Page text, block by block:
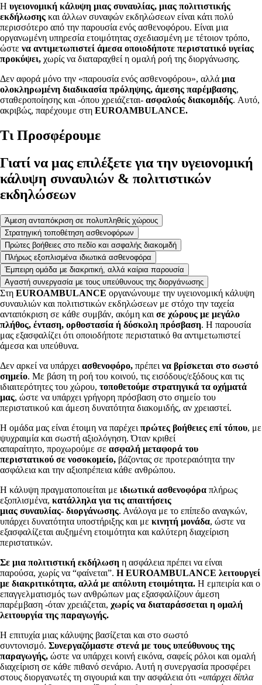
Η υγειονομική κάλυψη μιας συναυλίας, μιας πολιτιστικής
εκδήλωσης και άλλων συναφών εκδηλώσεων είναι κάτι πολύ
περισσότερο από την παρουσία ενός ασθενοφόρου. Είναι μια
οργανωμένη υπηρεσία ετοιμότητας σχεδιασμένη με τέτοιον τρόπο,
ώστε να αντιμετωπιστεί άμεσα οποιοδήποτε περιστατικό υγείας
προκύψει, χωρίς να διαταραχθεί η ομαλή ροή της διοργάνωσης.
Δεν αφορά μόνο την «παρουσία ενός ασθενοφόρου», αλλά μια
ολοκληρωμένη διαδικασία πρόληψης, άμεσης παρέμβασης,
σταθεροποίησης και -όπου χρειάζεται- ασφαλούς διακομιδής. Αυτό,
ακριβώς, παρέχουμε στη EUROAMBULANCE.
Τι Προσφέρουμε
Γιατί να μας επιλέξετε για την υγειονομική
κάλυψη συναυλιών & πολιτιστικών
εκδηλώσεων
Άμεση ανταπόκριση σε πολυπληθείς χώρους
Στρατηγική τοποθέτηση ασθενοφόρων
Πρώτες βοήθειες στο πεδίο και ασφαλής διακομιδή
Πλήρως εξοπλισμένα ιδιωτικά ασθενοφόρα
Έμπειρη ομάδα με διακριτική, αλλά καίρια παρουσία
Αγαστή συνεργασία με τους υπεύθυνους της διοργάνωσης
Στη EUROAMBULANCE οργανώνουμε την υγειονομική κάλυψη
συναυλιών και πολιτιστικών εκδηλώσεων με στόχο την ταχεία
ανταπόκριση σε κάθε συμβάν, ακόμη και σε χώρους με μεγάλο
πλήθος, ένταση, ορθοστασία ή δύσκολη πρόσβαση. Η παρουσία
μας εξασφαλίζει ότι οποιοδήποτε περιστατικό θα αντιμετωπιστεί
άμεσα και υπεύθυνα.
Δεν αρκεί να υπάρχει ασθενοφόρο, πρέπει να βρίσκεται στο σωστό
σημείο. Με βάση τη ροή του κοινού, τις εισόδους/εξόδους και τις
ιδιαιτερότητες του χώρου, τοποθετούμε στρατηγικά τα οχήματά
μας, ώστε να υπάρχει γρήγορη πρόσβαση στο σημείο του
περιστατικού και άμεση δυνατότητα διακομιδής, αν χρειαστεί.
Η ομάδα μας είναι έτοιμη να παρέχει πρώτες βοήθειες επί τόπου, με
ψυχραιμία και σωστή αξιολόγηση. Όταν κριθεί
απαραίτητο, προχωρούμε σε ασφαλή μεταφορά του
περιστατικού σε νοσοκομείο, βάζοντας σε προτεραιότητα την
ασφάλεια και την αξιοπρέπεια κάθε ανθρώπου.
Η κάλυψη πραγματοποιείται με ιδιωτικά ασθενοφόρα πλήρως
εξοπλισμένα, κατάλληλα για τις απαιτήσεις
μιας συναυλίας- διοργάνωσης. Ανάλογα με το επίπεδο αναγκών,
υπάρχει δυνατότητα υποστήριξης και με κινητή μονάδα, ώστε να
εξασφαλίζεται αυξημένη ετοιμότητα και καλύτερη διαχείριση
περιστατικών.
Σε μια πολιτιστική εκδήλωση η ασφάλεια πρέπει να είναι
παρούσα, χωρίς να “φαίνεται”. Η EUROAMBULANCE λειτουργεί
με διακριτικότητα, αλλά με απόλυτη ετοιμότητα. Η εμπειρία και ο
επαγγελματισμός των ανθρώπων μας εξασφαλίζουν άμεση
παρέμβαση -όταν χρειάζεται, χωρίς να διαταράσσεται η ομαλή
λειτουργία της παραγωγής.
Η επιτυχία μιας κάλυψης βασίζεται και στο σωστό
συντονισμό. Συνεργαζόμαστε στενά με τους υπεύθυνους της
παραγωγής, ώστε να υπάρχει κοινή εικόνα, σαφείς ρόλοι και ομαλή
διαχείριση σε κάθε πιθανό σενάριο. Αυτή η συνεργασία προσφέρει
στους διοργανωτές τη σιγουριά και την ασφάλεια ότι «υπάρχει δίπλα